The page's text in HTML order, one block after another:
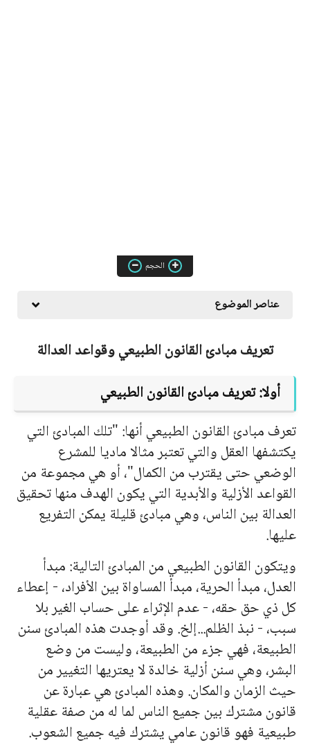
الحجم
عناصر الموضوع
تعريف مبادئ القانون الطبیعي وقواعد العدالة
أولا: تعریف مبادئ القانون الطبیعي
تعرف مبادئ القانون الطبیعي أنها: "تلك المبادئ التي
یكتشفها العقل والتي تعتبر مثالا مادیا للمشرع
الوضعي حتى یقترب من الكمال"، أو هي مجموعة من
القواعد الأزلیة والأبدیة التي یكون الهدف منها تحقیق
العدالة بین الناس، وهي مبادئ قلیلة یمكن التفریع
علیها.
ویتكون القانون الطبیعي من المبادئ التالیة: مبدأ
العدل، مبدأ الحریة، مبدأ المساواة بین الأفراد، - إعطاء
كل ذي حق حقه، - عدم الإثراء على حساب الغیر بلا
سبب، - نبذ الظلم...إلخ. وقد أوجدت هذه المبادئ سنن
الطبیعة، فهي جزء من الطبیعة، ولیست من وضع
البشر، وهي سنن أزلیة خالدة لا یعتریها التغییر من
حیث الزمان والمكان. وهذه المبادئ هي عبارة عن
قانون مشترك بین جمیع الناس لما له من صفة عقلیة
طبیعیة فهو قانون عامي یشترك فیه جمیع الشعوب.